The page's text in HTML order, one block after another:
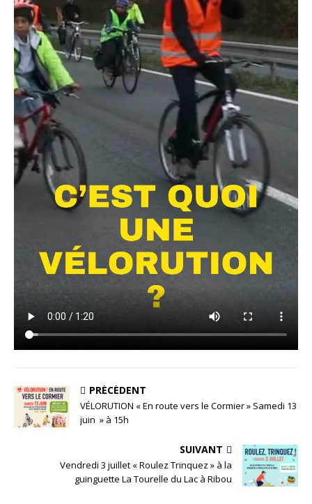
PRÉCÉDENT
VÉLORUTION « En route vers le Cormier » Samedi 13
juin » à 15h
SUIVANT
Vendredi 3 juillet « Roulez Trinquez » à la
guinguette La Tourelle du Lac à Ribou